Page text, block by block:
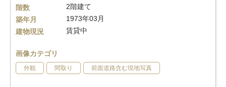
階数
2階建て
築年月
1973年03月
建物現況
賃貸中
画像カテゴリ
外観 間取り 前面道路含む現地写真